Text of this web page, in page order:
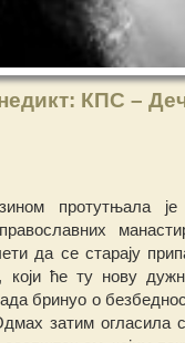
КПС –
протутњала
да се старају
који ће ту нову
бринуо о
затим огласила